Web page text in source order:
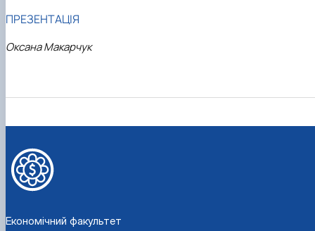
ПРЕЗЕНТАЦІЯ
Оксана Макарчук
Економічний факультет